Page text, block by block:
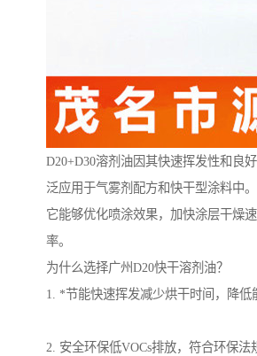
D20+D30溶剂油因其快速挥发性和良
泛应用于气雾剂配方和快干型涂料中。
它能够优化喷涂效果，加快涂层干燥
率。
为什么选择广州D20快干溶剂油？
1. *节能快速挥发减少烘干时间，降低
2. 安全环保低VOCs排放，符合环保法